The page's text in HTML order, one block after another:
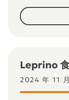
Leprino
2024 年 11